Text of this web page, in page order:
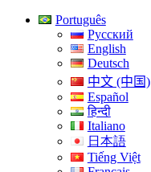
Português
Русский
English
Deutsch
中文 (中国)
Español
हिन्दी
Italiano
日本語
Tiếng Việt